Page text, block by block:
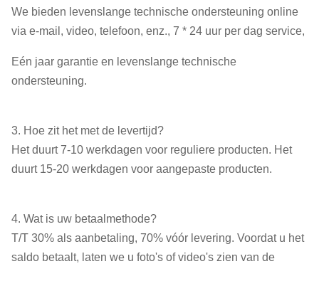
We bieden levenslange technische ondersteuning online
via e-mail, video, telefoon, enz., 7 * 24 uur per dag service,
Eén jaar garantie en levenslange technische
ondersteuning.
3. Hoe zit het met de levertijd?
Het duurt 7-10 werkdagen voor reguliere producten. Het
duurt 15-20 werkdagen voor aangepaste producten.
4. Wat is uw betaalmethode?
T/T 30% als aanbetaling, 70% vóór levering. Voordat u het
saldo betaalt, laten we u foto's of video's zien van de